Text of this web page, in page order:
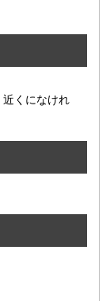
近くになけれ